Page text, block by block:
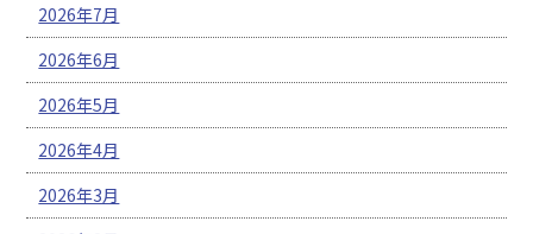
2026年7月
2026年6月
2026年5月
2026年4月
2026年3月